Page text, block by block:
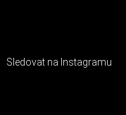
Sledovat na Instagramu